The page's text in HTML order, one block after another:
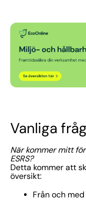
Vanliga
När kommer mitt
ESRS?
Detta kommer att
översikt:
Från och